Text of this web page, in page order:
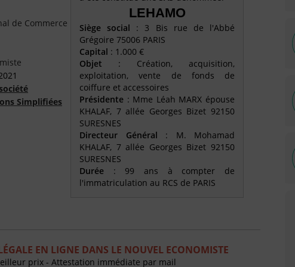
de Commerce
Simplifiées
LEHAMO
Siège social : 3 Bis rue de l'Abbé
Grégoire 75006 PARIS
Capital : 1.000 €
Objet : Création, acquisition,
exploitation, vente de fonds de
coiffure et accessoires
Présidente : Mme Léah MARX épouse
KHALAF, 7 allée Georges Bizet 92150
SURESNES
Directeur Général : M. Mohamad
KHALAF, 7 allée Georges Bizet 92150
SURESNES
Durée : 99 ans à compter de
l'immatriculation au RCS de PARIS
EN LIGNE DANS LE NOUVEL ECONOMISTE
prix - Attestation immédiate par mail